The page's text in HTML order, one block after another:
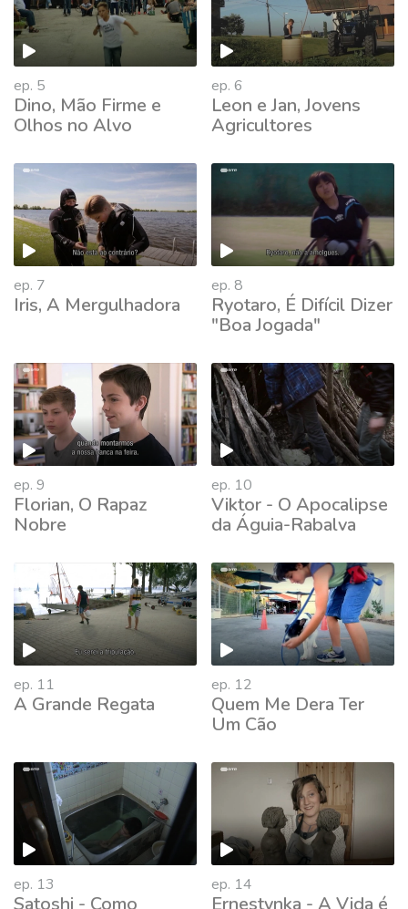
ep. 5
Dino, Mão Firme e
Olhos no Alvo
ep. 6
Leon e Jan, Jovens
Agricultores
ep. 7
Iris, A Mergulhadora
ep. 8
Ryotaro, É Difícil Dizer
"Boa Jogada"
ep. 9
Florian, O Rapaz
Nobre
ep. 10
Viktor - O Apocalipse
da Águia-Rabalva
ep. 11
A Grande Regata
ep. 12
Quem Me Dera Ter
Um Cão
511912
ep. 13
Satoshi - Como
ep. 14
Ernestynka - A Vida é